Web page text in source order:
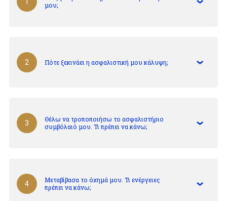
μου;
2 Πότε ξεκινάει η ασφαλιστική μου κάλυψη;
3
Θέλω να τροποποιήσω το ασφαλιστήριο
συμβόλαιό μου. Τι πρέπει να κάνω;
4
Μεταβίβασα το όχημά μου. Τι ενέργειες
πρέπει να κάνω;